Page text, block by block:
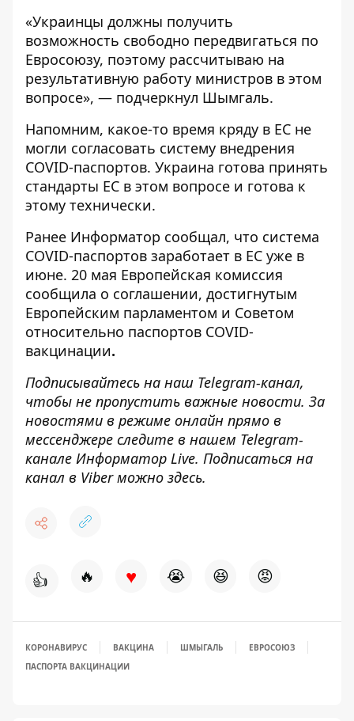
«Украинцы должны получить
возможность свободно передвигаться по
Евросоюзу, поэтому рассчитываю на
результативную работу министров в этом
вопросе», — подчеркнул Шымгаль.
Напомним, какое-то время кряду в ЕС не
могли согласовать систему внедрения
COVID-паспортов. Украина готова принять
стандарты ЕС в этом вопросе и готова к
этому технически.
Ранее Информатор сообщал, что система
COVID-паспортов заработает в ЕС уже в
июне. 20 мая Европейская комиссия
сообщила о соглашении, достигнутым
Европейским парламентом и Советом
относительно паспортов COVID-
вакцинации.
Подписывайтесь на наш Telegram-канал,
чтобы не пропустить важные новости. За
новостями в режиме онлайн прямо в
мессенджере следите в нашем Telegram-
канале Информатор Live. Подписаться на
канал в Viber можно здесь.
👍 🔥 ♥ 😭 😆 😡
КОРОНАВИРУС ВАКЦИНА ШМЫГАЛЬ
ЕВРОСОЮЗ
ПАСПОРТА ВАКЦИНАЦИИ